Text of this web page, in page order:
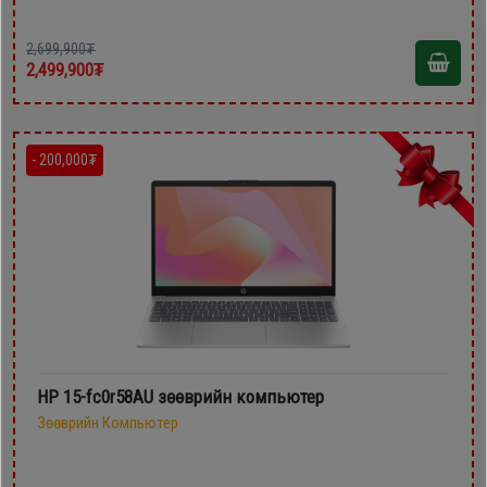
2,699,900₮
2,499,900₮
- 200,000₮
HP 15-fc0r58AU зөөврийн компьютер
Зөөврийн Компьютер